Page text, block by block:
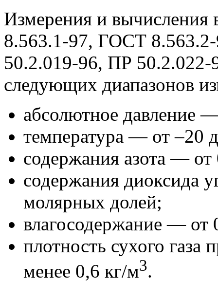
Измерения и
8.563.1-97, ГОСТ
50.2.019-96, ПР
следующих диапазонов
абсолютное давление
температура — от –20
содержания азота —
содержания диоксида
молярных долей;
влагосодержание — от
плотность сухого
менее 0,6 кг/м3.